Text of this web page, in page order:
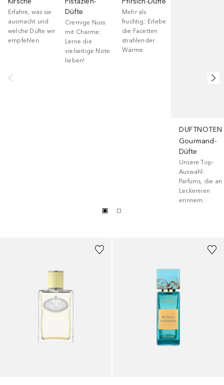
Erfahre, was sie
ausmacht und
welche Düfte wir
empfehlen.
Düfte
Cremige Nuss
mit Charme:
Lerne die
vielseitige Note
lieben!
Mehr als
fruchtig: Erlebe
die Facetten
strahlender
Wärme.
DUFTNOTEN
Gourmand-
Düfte
Unsere Top-
Auswahl:
Parfums, die an
Leckereien
erinnern.